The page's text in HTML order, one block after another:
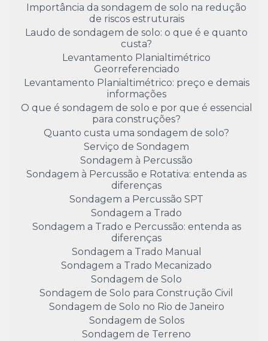
Importância da sondagem de solo na redução
de riscos estruturais
Laudo de sondagem de solo: o que é e quanto
custa?
Levantamento Planialtimétrico
Georreferenciado
Levantamento Planialtimétrico: preço e demais
informações
O que é sondagem de solo e por que é essencial
para construções?
Quanto custa uma sondagem de solo?
Serviço de Sondagem
Sondagem à Percussão
Sondagem à Percussão e Rotativa: entenda as
diferenças
Sondagem a Percussão SPT
Sondagem a Trado
Sondagem a Trado e Percussão: entenda as
diferenças
Sondagem a Trado Manual
Sondagem a Trado Mecanizado
Sondagem de Solo
Sondagem de Solo para Construção Civil
Sondagem de Solo no Rio de Janeiro
Sondagem de Solos
Sondagem de Terreno